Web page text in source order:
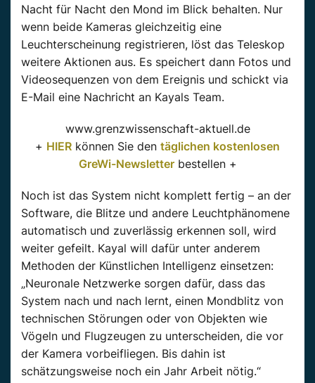
Nacht für Nacht den Mond im Blick behalten. Nur
wenn beide Kameras gleichzeitig eine
Leuchterscheinung registrieren, löst das Teleskop
weitere Aktionen aus. Es speichert dann Fotos und
Videosequenzen von dem Ereignis und schickt via
E-Mail eine Nachricht an Kayals Team.
www.grenzwissenschaft-aktuell.de
+ HIER können Sie den täglichen kostenlosen
GreWi-Newsletterbestellen +
Noch ist das System nicht komplett fertig – an der
Software, die Blitze und andere Leuchtphänomene
automatisch und zuverlässig erkennen soll, wird
weiter gefeilt. Kayal will dafür unter anderem
Methoden der Künstlichen Intelligenz einsetzen:
„Neuronale Netzwerke sorgen dafür, dass das
System nach und nach lernt, einen Mondblitz von
technischen Störungen oder von Objekten wie
Vögeln und Flugzeugen zu unterscheiden, die vor
der Kamera vorbeifliegen. Bis dahin ist
schätzungsweise noch ein Jahr Arbeit nötig.“